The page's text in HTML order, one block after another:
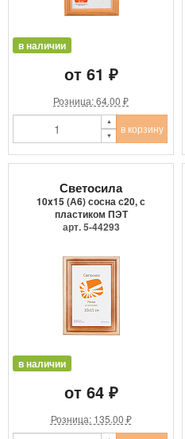
в наличии
от 61 ₽
Розница: 64.00 ₽
в корзину
Светосила
10x15 (А6) сосна с20, с
пластиком ПЭТ
арт. 5-44293
в наличии
от 64 ₽
Розница: 135.00 ₽